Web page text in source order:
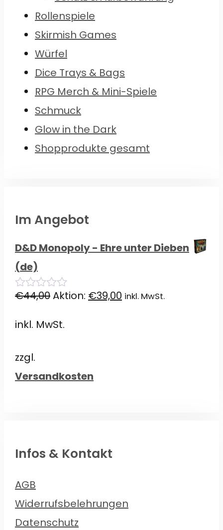
Rollenspiele
Skirmish Games
Würfel
Dice Trays & Bags
RPG Merch & Mini-Spiele
Schmuck
Glow in the Dark
Shopprodukte gesamt
Im Angebot
D&D Monopoly - Ehre unter Dieben
(de)
0
€44,00Ursprünglicher
war:
Aktion: €39,00 Aktueller
inkl. MwSt.
inkl. MwSt.
zzgl.
Versandkosten
Infos & Kontakt
AGB
Widerrufsbelehrungen
Datenschutz